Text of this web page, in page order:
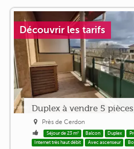
Découvrir les tarifs
Duplex à vendre 5
Près de Cerdon
Séjour de 23 m² Balcon Duplex
Internet très haut débit
Avec ascenseur